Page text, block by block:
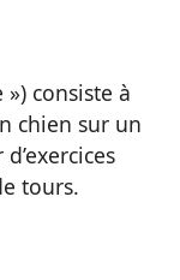
consiste à
chien sur un
tours.